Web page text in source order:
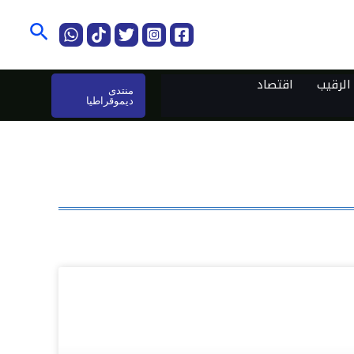
اقتصاد
منتدى
ديموقراطيا